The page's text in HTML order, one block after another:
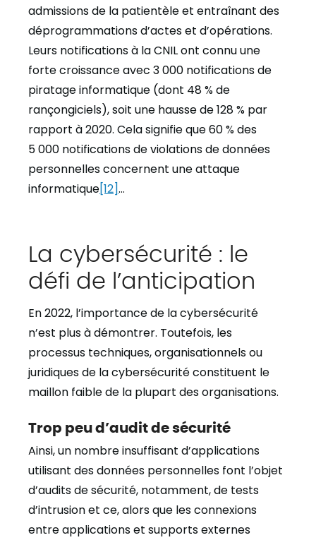
admissions de la patientèle et entraînant des
déprogrammations d’actes et d’opérations.
Leurs notifications à la CNIL ont connu une
forte croissance avec 3 000 notifications de
piratage informatique (dont 48 % de
rançongiciels), soit une hausse de 128 % par
rapport à 2020. Cela signifie que 60 % des
5 000 notifications de violations de données
personnelles concernent une attaque
informatique[12]…
La cybersécurité : le
défi de l’anticipation
En 2022, l’importance de la cybersécurité
n’est plus à démontrer. Toutefois, les
processus techniques, organisationnels ou
juridiques de la cybersécurité constituent le
maillon faible de la plupart des organisations.
Trop peu d’audit de sécurité
Ainsi, un nombre insuffisant d’applications
utilisant des données personnelles font l’objet
d’audits de sécurité, notamment, de tests
d’intrusion et ce, alors que les connexions
entre applications et supports externes